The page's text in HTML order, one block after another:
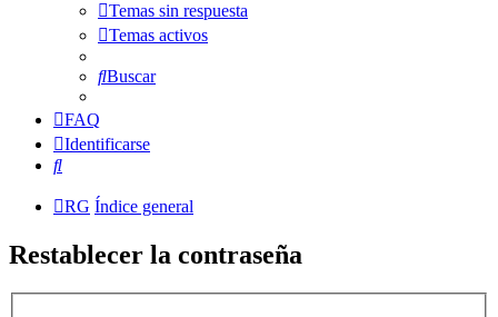
Temas sin respuesta
Temas activos
Buscar
FAQ
Identificarse
Buscar
RG Índice general
Restablecer la contraseña